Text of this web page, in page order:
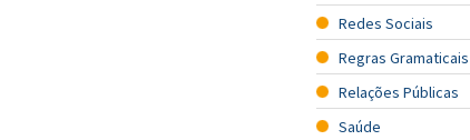
Redes Sociais
Regras Gramaticais
Relações Públicas
Saúde